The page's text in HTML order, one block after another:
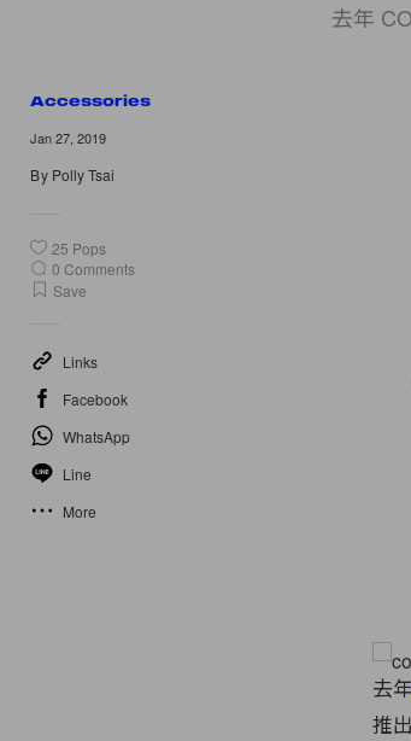
去年
Accessories
Jan 27, 2019
By Polly Tsai
25 Pops
0 Comments
Save
Links
Facebook
WhatsApp
Line
More
Images from Comme des garcons
去
推